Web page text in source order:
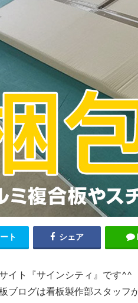
ト シェア
イト『サインシティ』です^^
ブログは看板製作部スタッフ